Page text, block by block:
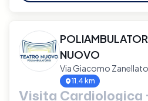
NUOVO
Via Giacomo
11.4 km
Visita Cardiologica